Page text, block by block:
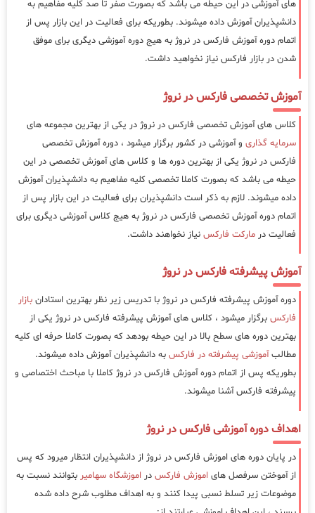
های آموزشی در این حیطه می باشد که بصورت صفر تا صد کلیه مفاهیم به
دانشپذیران آموزش داده میشوند. بطوریکه برای فعالیت در این بازار پس از
اتمام دوره آموزش فارکس در نروژ به هیج دوره آموزشی دیگری برای موفق
شدن در بازار فارکس نیاز نخواهید داشت.
آموزش تخصصی فارکس در نروژ
کلاس های آموزش تخصصی فارکس در نروژ در یکی از بهترین مجموعه های
سرمایه گذاری و آموزشی در کشور برگزار میشود ، دوره آموزش تخصصی
فارکس در نروژ یکی از بهترین دوره ها و کلاس های آموزش تخصصی در این
حیطه می باشد که بصورت کاملا تخصصی کلیه مفاهیم به دانشپذیران آموزش
داده میشوند. لازم به ذکر است دانشپذیران برای فعالیت در این بازار پس از
اتمام دوره آموزش تخصصی فارکس در نروژ به هیج کلاس آموزشی دیگری برای
فعالیت در مارکت فارکس نیاز نخواهند داشت.
آموزش پیشرفته فارکس در نروژ
دوره آموزش پیشرفته فارکس در نروژ با تدریس زیر نظر بهترین استادان بازار
فارکس برگزار میشود ، کلاس های آموزش پیشرفته فارکس در نروژ یکی از
بهترین دوره های سطح بالا در این حیطه بودهد که بصورت کاملا حرفه ای کلیه
مطالبآموزشی پیشرفته در فارکس به دانشپذیران آموزش داده میشوند.
بطوریکه پس از اتمام دوره آموزش فارکس در نروژ کاملا با مباحث اختصاصی و
پیشرفته فارکس آشنا میشوند.
اهداف دوره آموزشی فارکس در نروژ
در پایان دوره های اموزش فارکس در نروژ از دانشپذیران انتظار میرود که پس
از آموختن سرفصل های اموزش فارکس در اموزشگاه سهامیر بتوانند نسبت به
موضوعات زیر تسلط نسبی پیدا کنند و به اهداف مطلوب شرح داده شده